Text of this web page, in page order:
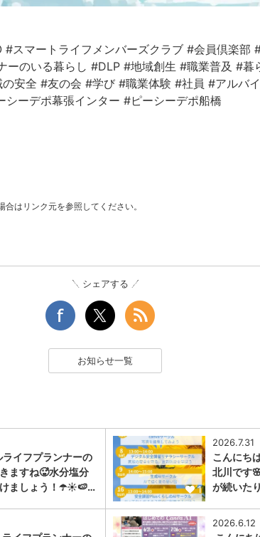
#スマートライフメンバーズクラブ #会員倶楽部
ーのいる暮らし #DLP #地域創生 #職業普及 #暮
安全 #友の会 #学び #職業体験 #社員 #アルバ
シーデポ幕張インター #ピーシーデポ船橋
はリンク元を参照してください。
シェアする
お知らせ一覧
イフプランナーの
ますね🥵水分塩分
けましょう！☂️☀️🍉…
1
2026.7.31
こんにち
北川です
が続いた
2026.6.12